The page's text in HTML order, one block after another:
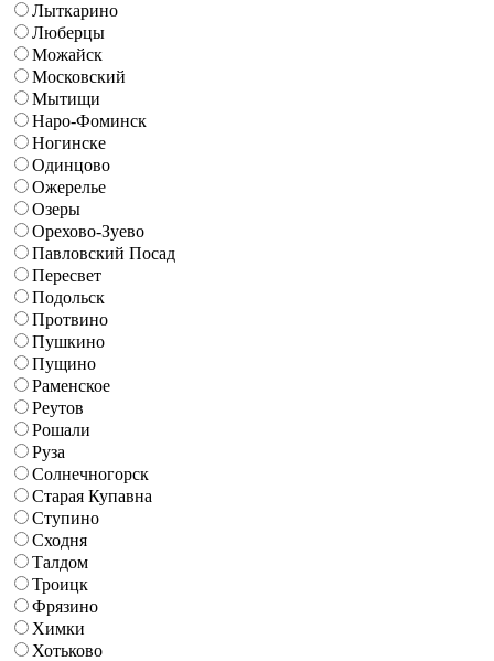
Лыткарино
Люберцы
Можайск
Московский
Мытищи
Наро-Фоминск
Ногинске
Одинцово
Ожерелье
Озеры
Орехово-Зуево
Павловский Посад
Пересвет
Подольск
Протвино
Пушкино
Пущино
Раменское
Реутов
Рошали
Руза
Солнечногорск
Старая Купавна
Ступино
Сходня
Талдом
Троицк
Фрязино
Химки
Хотьково